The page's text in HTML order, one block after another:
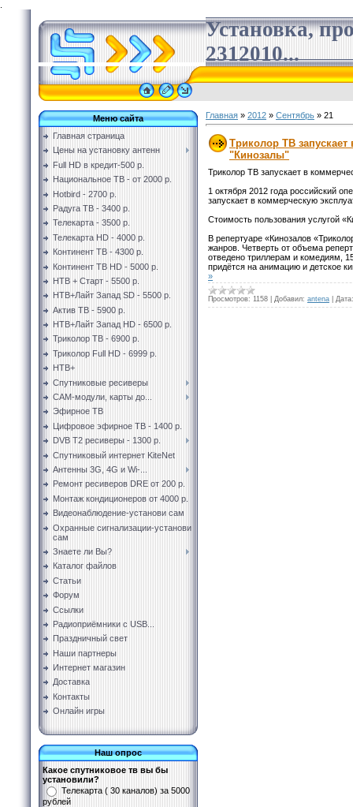
Установка,
2312010...
Меню сайта
Главная страница
Цены на установку антенн
Full HD в кредит-500 р.
Национальное ТВ - от 2000 р.
Hotbird - 2700 р.
Радуга ТВ - 3400 р.
Телекарта - 3500 р.
Телекарта HD - 4000 р.
Континент ТВ - 4300 р.
Континент ТВ HD - 5000 р.
НТВ + Старт - 5500 р.
НТВ+Лайт Запад SD - 5500 р.
Актив ТВ - 5900 р.
НТВ+Лайт Запад HD - 6500 р.
Триколор ТВ - 6900 р.
Триколор Full HD - 6999 р.
НТВ+
Спутниковые ресиверы
CAM-модули, карты до...
Эфирное ТВ
Цифровое эфирное ТВ - 1400 р.
DVB T2 ресиверы - 1300 р.
Спутниковый интернет KiteNet
Антенны 3G, 4G и Wi-...
Ремонт ресиверов DRE от 200 р.
Монтаж кондиционеров от 4000 р.
Видеонаблюдение-установи сам
Охранные сигнализации-установи
сам
Знаете ли Вы?
Каталог файлов
Статьи
Форум
Ссылки
Радиоприёмники с USB...
Праздничный свет
Наши партнеры
Интернет магазин
Доставка
Контакты
Онлайн игры
Наш опрос
Какое спутниковое тв вы бы
установили?
Телекарта ( 30 каналов) за 5000
рублей
Главная » 2012 » Сентябрь » 21
Триколор ТВ
"Кинозалы"
Триколор ТВ запускает в
1 октября 2012 года российский
запускает в коммерческую
Стоимость пользования услугой
В репертуаре «Кинозалов
жанров. Четверть от объема
отведено триллерам и комедиям,
придётся на анимацию и детское
»
Просмотров: 1158 Добавил: antena Дата: